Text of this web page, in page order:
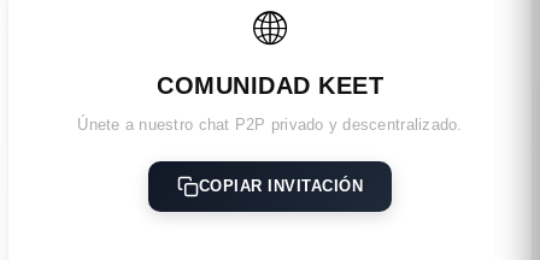
🌐
COMUNIDAD KEET
Únete a nuestro chat P2P privado y descentralizado.
COPIAR INVITACIÓN